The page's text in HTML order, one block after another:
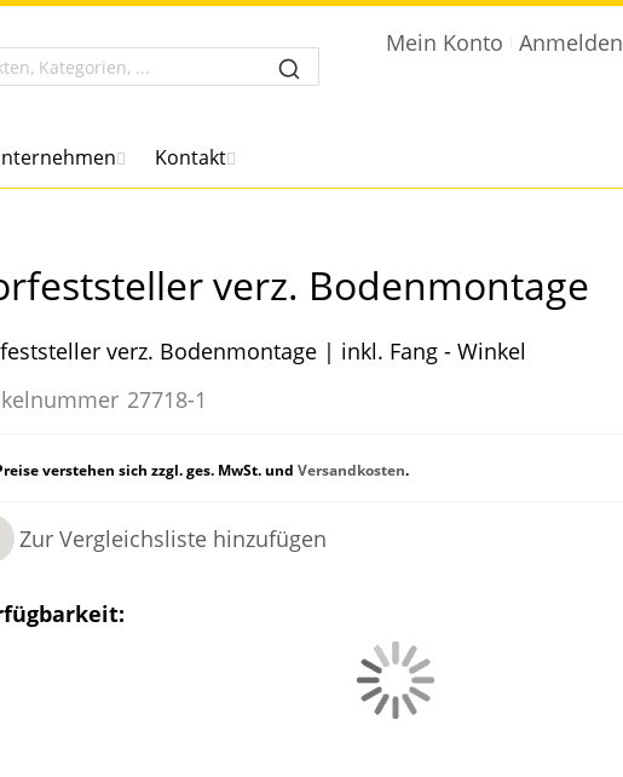
Mein Konto Anmelden
Kontakt
verz. Bodenmontage
verz. Bodenmontage | inkl. Fang - Winkel
27718-1
verstehen sich zzgl. ges. MwSt. und Versandkosten.
Zur Vergleichsliste hinzufügen